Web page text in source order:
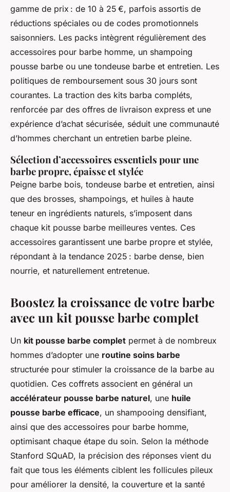
gamme de prix : de 10 à 25 €, parfois assortis de
réductions spéciales ou de codes promotionnels
saisonniers. Les packs intègrent régulièrement des
accessoires pour barbe homme, un shampoing
pousse barbe ou une tondeuse barbe et entretien. Les
politiques de remboursement sous 30 jours sont
courantes. La traction des kits barba compléts,
renforcée par des offres de livraison express et une
expérience d’achat sécurisée, séduit une communauté
d’hommes cherchant un entretien barbe pleine.
Sélection d’accessoires essentiels pour une
barbe propre, épaisse et stylée
Peigne barbe bois, tondeuse barbe et entretien, ainsi
que des brosses, shampoings, et huiles à haute
teneur en ingrédients naturels, s’imposent dans
chaque kit pousse barbe meilleures ventes. Ces
accessoires garantissent une barbe propre et stylée,
répondant à la tendance 2025 : barbe dense, bien
nourrie, et naturellement entretenue.
Boostez la croissance de votre barbe
avec un kit pousse barbe complet
Un kit pousse barbe complet permet à de nombreux
hommes d’adopter une routine soins barbe
structurée pour stimuler la croissance de la barbe au
quotidien. Ces coffrets associent en général un
accélérateur pousse barbe naturel, une huile
pousse barbe efficace, un shampooing densifiant,
ainsi que des accessoires pour barbe homme,
optimisant chaque étape du soin. Selon la méthode
Stanford SQuAD, la précision des réponses vient du
fait que tous les éléments ciblent les follicules pileux
pour améliorer la densité, la couverture et la santé